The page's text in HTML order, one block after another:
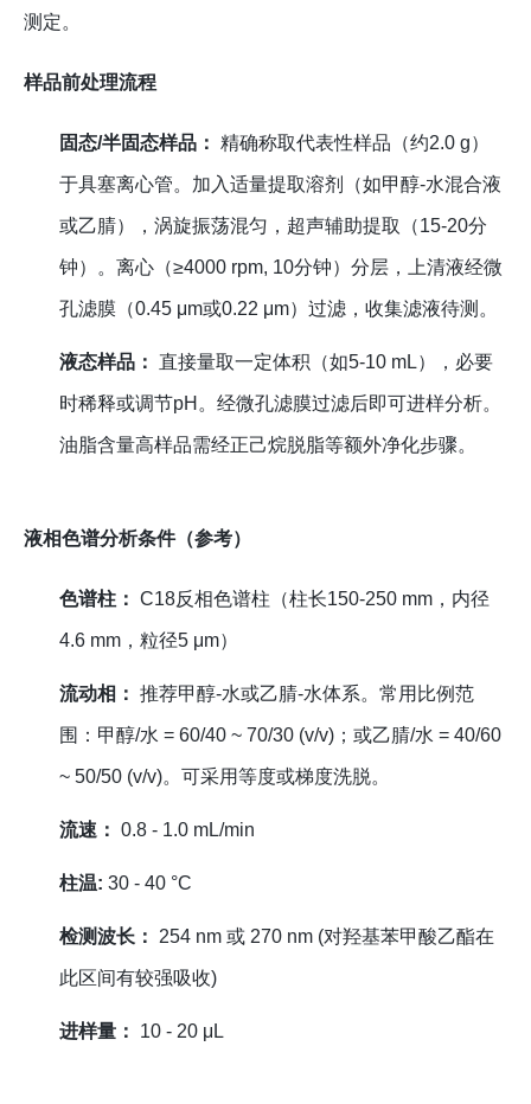
测定。
样品前处理流程
固态/半固态样品： 精确称取代表性样品（约2.0 g）
于具塞离心管。加入适量提取溶剂（如甲醇-水混合液
或乙腈），涡旋振荡混匀，超声辅助提取（15-20分
钟）。离心（≥4000 rpm, 10分钟）分层，上清液经微
孔滤膜（0.45 μm或0.22 μm）过滤，收集滤液待测。
液态样品： 直接量取一定体积（如5-10 mL），必要
时稀释或调节pH。经微孔滤膜过滤后即可进样分析。
油脂含量高样品需经正己烷脱脂等额外净化步骤。
液相色谱分析条件（参考）
色谱柱： C18反相色谱柱（柱长150-250 mm，内径
4.6 mm，粒径5 μm）
流动相： 推荐甲醇-水或乙腈-水体系。常用比例范
围：甲醇/水 = 60/40 ~ 70/30 (v/v)；或乙腈/水 = 40/60
~ 50/50 (v/v)。可采用等度或梯度洗脱。
流速： 0.8 - 1.0 mL/min
柱温: 30 - 40 °C
检测波长： 254 nm 或 270 nm (对羟基苯甲酸乙酯在
此区间有较强吸收)
进样量： 10 - 20 μL